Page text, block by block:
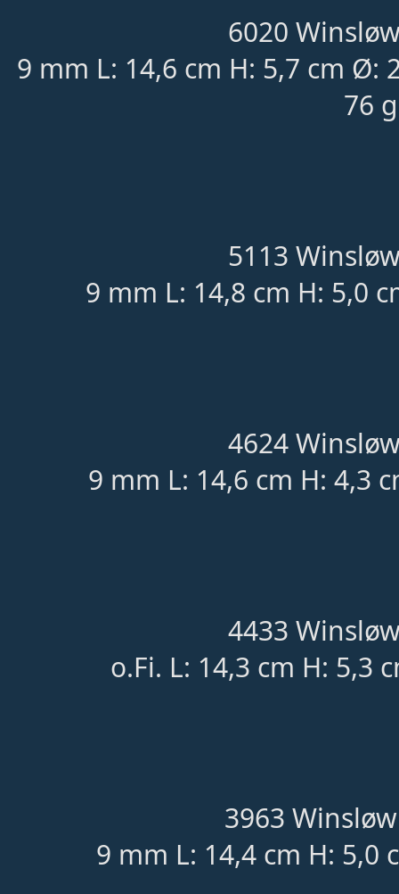
6020
9 mm L: 14,6 cm H: 5,7 cm Ø:
76
5113
9 mm L: 14,8 cm H: 5,0
4624
9 mm L: 14,6 cm H: 4,3
4433
o.Fi. L: 14,3 cm H: 5,3
3963
9 mm L: 14,4 cm H: 5,0